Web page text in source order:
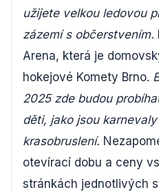
užijete velkou ledovou
zázemí s občerstvením.
Arena, která je
hokejové Komety Brno.
2025 zde budou
děti, jako jsou
krasobruslení.
otevírací dobu a ceny
stránkách jednotlivých